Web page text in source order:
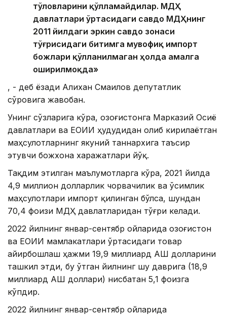
тўловларини қўлламайдилар. МДҲ
давлатлари ўртасидаги савдо МДҲнинг
2011 йилдаги эркин савдо зонаси
тўғрисидаги битимга мувофиқ импорт
божлари қўлланилмаган ҳолда амалга
оширилмоқда»
, - деб ёзади Алихан Смаилов депутатлик
сўровига жавобан.
Унинг сўзларига кўра, Қозоғистонга Марказий Осиё
давлатлари ва ЕОИИ ҳудудидан олиб кирилаётган
маҳсулотларнинг якуний таннархига таъсир
этувчи божхона харажатлари йўқ.
Тақдим этилган маълумотларга кўра, 2021 йилда
4,9 миллион долларлик чорвачилик ва ўсимлик
маҳсулотлари импорт қилинган бўлса, шундан
70,4 фоизи МДҲ давлатларидан тўғри келади.
2022 йилнинг январ-сентябр ойларида Қозоғистон
ва ЕОИИ мамлакатлари ўртасидаги товар
айирбошлаш ҳажми 19,9 миллиард АҚШ долларини
ташкил этди, бу ўтган йилнинг шу даврига (18,9
миллиард АҚШ доллари) нисбатан 5,1 фоизга
кўпдир.
2022 йилнинг январ-сентябр ойларида